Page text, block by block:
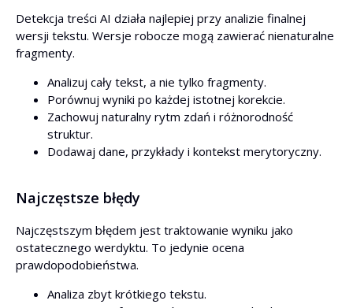
Detekcja treści AI działa najlepiej przy analizie finalnej
wersji tekstu. Wersje robocze mogą zawierać nienaturalne
fragmenty.
Analizuj cały tekst, a nie tylko fragmenty.
Porównuj wyniki po każdej istotnej korekcie.
Zachowuj naturalny rytm zdań i różnorodność
struktur.
Dodawaj dane, przykłady i kontekst merytoryczny.
Najczęstsze błędy
Najczęstszym błędem jest traktowanie wyniku jako
ostatecznego werdyktu. To jedynie ocena
prawdopodobieństwa.
Analiza zbyt krótkiego tekstu.